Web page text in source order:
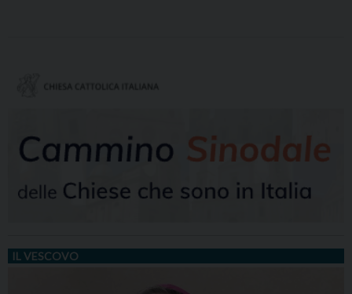
IL VESCOVO